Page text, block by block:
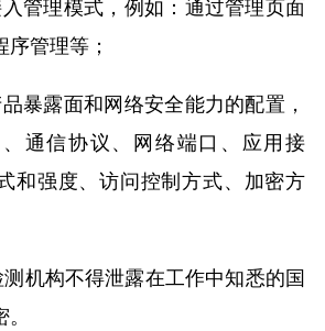
管理等；
品暴露面和网络安全能力的配置，
通信协议、网络端口、应用接
和强度、访问控制方式、加密方
机构不得泄露在工作中知悉的国